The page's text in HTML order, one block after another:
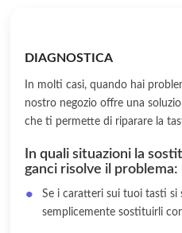
DIAGNOSTICA
In molti casi, quando hai
nostro negozio offre una
che ti permette di riparare la
In quali situazioni la
ganci risolve il problema:
Se i caratteri sui tuoi tasti
semplicemente sostituirli